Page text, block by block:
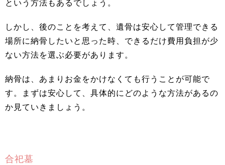
という方法もあるでしょう。
しかし、後のことを考えて、遺骨は安心して管理できる
場所に納骨したいと思った時、できるだけ費用負担が少
ない方法を選ぶ必要があります。
納骨は、あまりお金をかけなくても行うことが可能で
す。まずは安心して、具体的にどのような方法があるの
か見ていきましょう。
合祀墓